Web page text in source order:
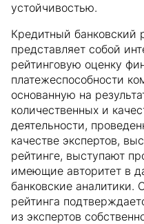
устойчивостью.
Кредитный банковский
представляет собой
рейтинговую оценку
платежеспособности
основанную на
количественных и
деятельности,
качестве экспертов,
рейтинге, выступают
имеющие авторитет в
банковские аналитики.
рейтинга
из экспертов